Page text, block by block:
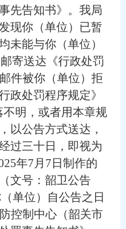
先告知书》。 我局
现你（单位） 已暂
未能与你（单位）
寄送达《行政处罚
件被你（单位）拒
政处罚程序规定》
明，或者用本章规
以公告方式送达 ，
过三十日，即视为
5年7 月 7日制作的
（文号： 韶卫公告
（单位） 自公告之日
控制中心（韶关市